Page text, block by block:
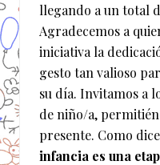
llegando a un total
Agradecemos a
iniciativa la
gesto tan valioso
su día. Invitamos a
de niño/a,
presente. Como
infancia es una